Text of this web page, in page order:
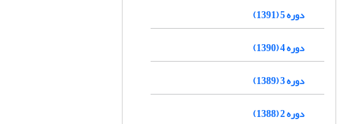
دوره 5 (1391)
دوره 4 (1390)
دوره 3 (1389)
دوره 2 (1388)